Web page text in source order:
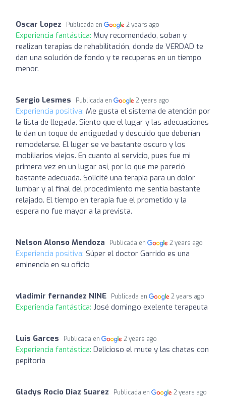
Oscar Lopez Publicada en 2 years ago
Experiencia fantástica: Muy recomendado, soban y
realizan terapias de rehabilitación, donde de VERDAD te
dan una solución de fondo y te recuperas en un tiempo
menor.
Sergio Lesmes Publicada en 2 years ago
Experiencia positiva: Me gusta el sistema de atención por
la lista de llegada. Siento que el lugar y las adecuaciones
le dan un toque de antiguedad y descuido que deberían
remodelarse. El lugar se ve bastante oscuro y los
mobiliarios viejos. En cuanto al servicio, pues fue mi
primera vez en un lugar así, por lo que me pareció
bastante adecuada. Solicité una terapia para un dolor
lumbar y al final del procedimiento me sentía bastante
relajado. El tiempo en terapia fue el prometido y la
espera no fue mayor a la prevista.
Nelson Alonso Mendoza Publicada en 2 years ago
Experiencia positiva: Súper el doctor Garrido es una
eminencia en su oficio
vladimir fernandez NINE Publicada en 2 years ago
Experiencia fantástica: José domingo exelente terapeuta
Luis Garces Publicada en 2 years ago
Experiencia fantástica: Delicioso el mute y las chatas con
pepitoria
Gladys Rocio Diaz Suarez Publicada en 2 years ago